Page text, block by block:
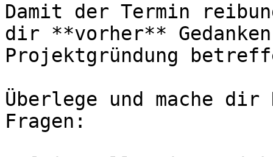
Damit der Termin
dir **vorher**
Projektgründung
Überlege und mache
Fragen: